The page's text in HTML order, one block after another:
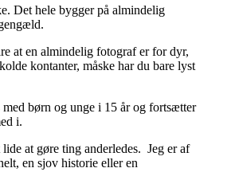
Det hele bygger på almindelig
at en almindelig fotograf er for dyr,
kontanter, måske har du bare lyst
børn og unge i 15 år og fortsætter
i.
at gøre ting anderledes. Jeg er af
en sjov historie eller en